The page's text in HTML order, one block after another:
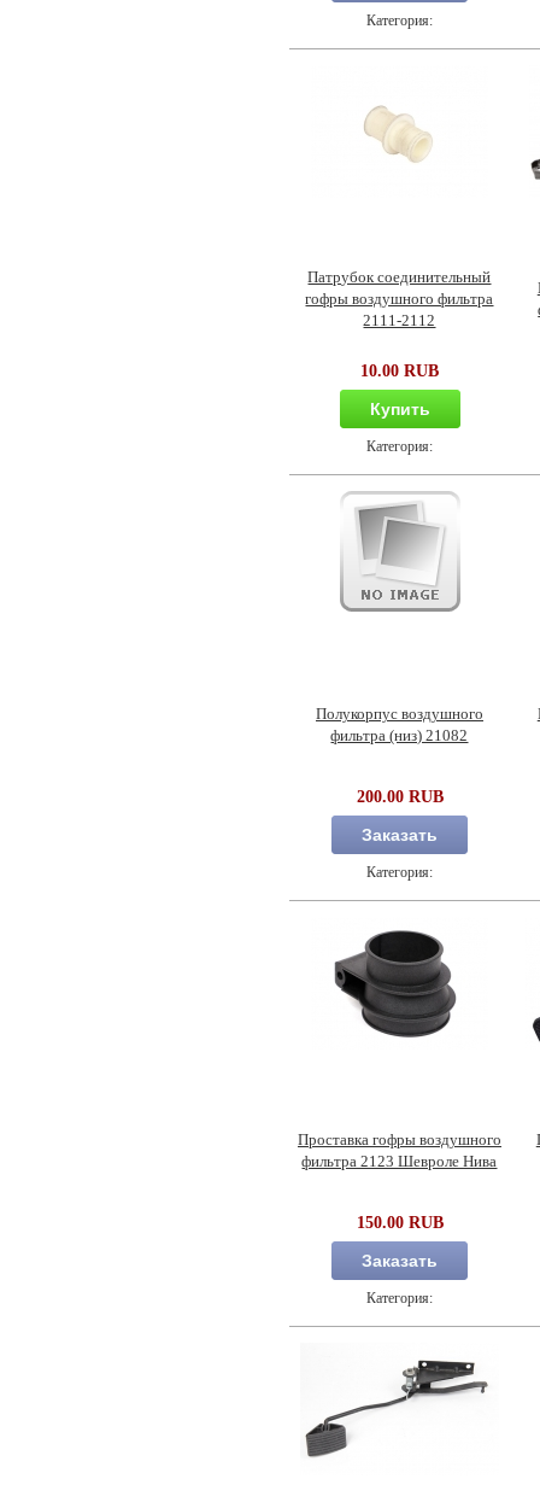
Категория:
Патрубок соединительный
гофры воздушного фильтра
2111-2112
10.00 RUB
Купить
Категория:
Полукорпус воздушного
фильтра (низ) 21082
200.00 RUB
Заказать
Категория:
Проставка гофры воздушного
фильтра 2123 Шевроле Нива
150.00 RUB
Заказать
Категория: